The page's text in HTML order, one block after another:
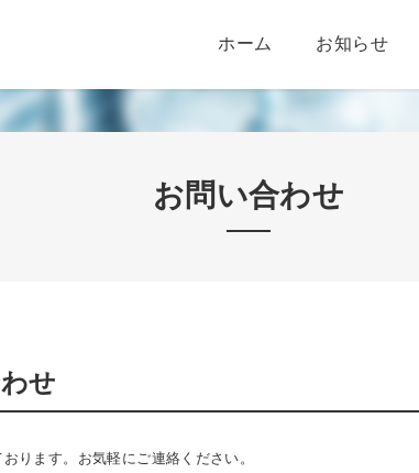
ホーム お知らせ
お問い合わせ
せ
ります。お気軽にご連絡ください。